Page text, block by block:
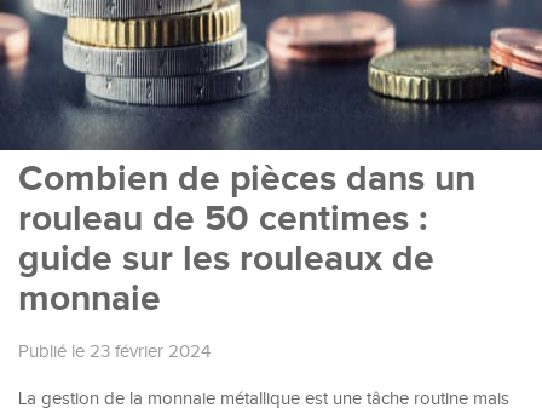
Combien de pièces dans un
rouleau de 50 centimes :
guide sur les rouleaux de
monnaie
Publié le 23 février 2024
La gestion de la monnaie métallique est une tâche routine mais